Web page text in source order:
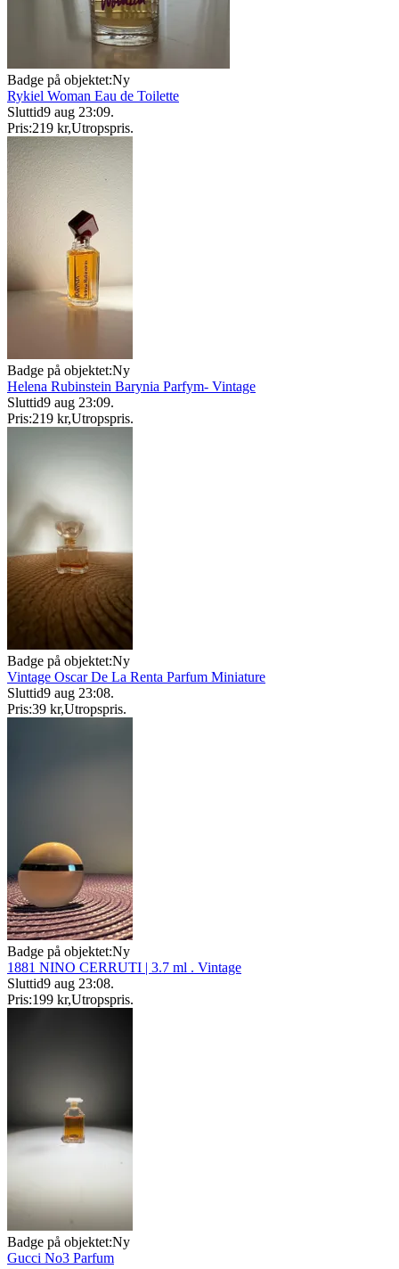
Badge på objektet:Ny
Rykiel Woman Eau de Toilette
Sluttid9 aug 23:09.
Pris:219 kr,Utropspris.
Badge på objektet:Ny
Helena Rubinstein Barynia Parfym- Vintage
Sluttid9 aug 23:09.
Pris:219 kr,Utropspris.
Badge på objektet:Ny
Vintage Oscar De La Renta Parfum Miniature
Sluttid9 aug 23:08.
Pris:39 kr,Utropspris.
Badge på objektet:Ny
1881 NINO CERRUTI | 3.7 ml . Vintage
Sluttid9 aug 23:08.
Pris:199 kr,Utropspris.
Badge på objektet:Ny
Gucci No3 Parfum